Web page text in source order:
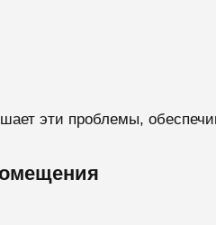
эти проблемы,